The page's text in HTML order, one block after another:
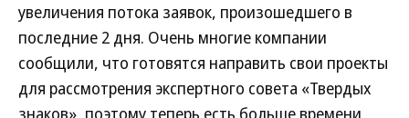
увеличения потока заявок, произошедшего в
последние 2 дня. Очень многие компании
сообщили, что готовятся направить свои проекты
для рассмотрения экспертного совета «Твердых
знаков», поэтому теперь есть больше времени,